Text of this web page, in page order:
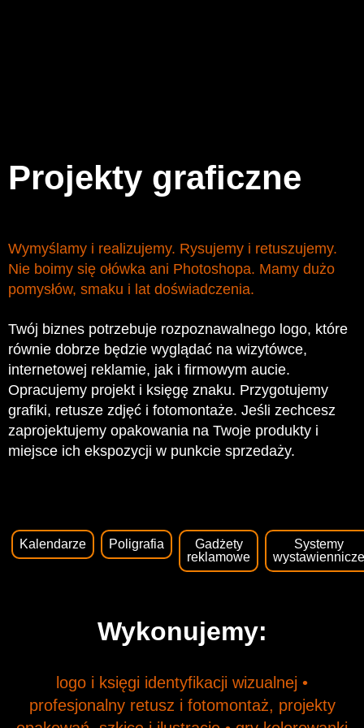
Projekty graficzne
Wymyślamy i realizujemy. Rysujemy i retuszujemy.
Nie boimy się ołówka ani Photoshopa. Mamy dużo
pomysłów, smaku i lat doświadczenia.
Twój biznes potrzebuje rozpoznawalnego logo, które
równie dobrze będzie wyglądać na wizytówce,
internetowej reklamie, jak i firmowym aucie.
Opracujemy projekt i księgę znaku. Przygotujemy
grafiki, retusze zdjęć i fotomontaże. Jeśli zechcesz
zaprojektujemy opakowania na Twoje produkty i
miejsce ich ekspozycji w punkcie sprzedaży.
Kalendarze Poligrafia
Gadżety
reklamowe
Systemy
wystawiennicze
Wykonujemy:
logo i księgi identyfikacji wizualnej •
profesjonalny retusz i fotomontaż, projekty